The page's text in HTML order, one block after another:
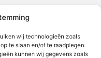
wij technologieën zoals
te slaan en/of te raadplegen.
kunnen wij gegevens zoals